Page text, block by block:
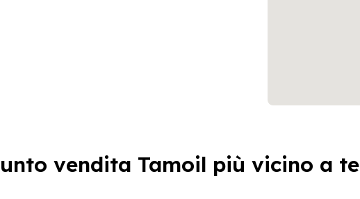
vendita Tamoil più vicino a te